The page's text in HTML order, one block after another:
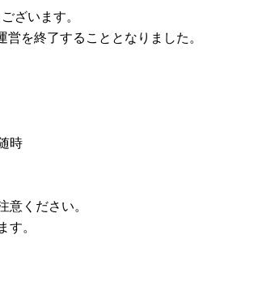
ざいます。
を終了することとなりました。
時
ください。
す。